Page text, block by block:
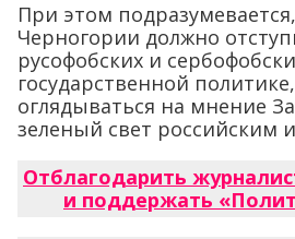
При этом
Черногории должно
русофобских и
государственной
оглядываться на мнение
зеленый свет российским
Отблагодарить
и поддержать